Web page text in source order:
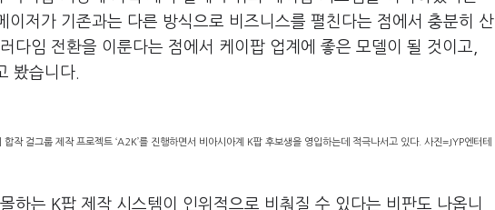
이저가 기존과는 다른 방식으로 비즈니스를 펼친다는 점에서 충분히 산
다임 전환을 이룬다는 점에서 케이팝 업계에 좋은 모델이 될 것이고
봤습니다
작 걸그룹 제작 프로젝트 ‘A2K’를 진행하면서 비아시아계 K팝 후보생을 영입하는데 적극나서고 있다. 사진=JYP엔터테
하는 K팝 제작 시스템이 인위적으로 비춰질 수 있다는 비판도 나옵니